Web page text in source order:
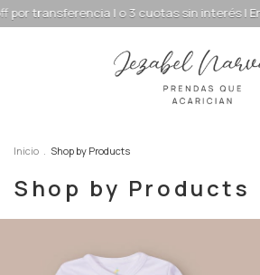
| Envío gratis a domicilio desde $150.000
Inicio . Shop by Products
Shop by Products